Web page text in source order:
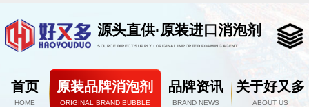
源头直供·原装进口消泡剂
SOURCE DIRECT SUPPLY · ORIGINAL IMPORTED FOAMING AGENT
首页
HOME
原装品牌消泡剂
ORIGINAL BRAND BUBBLE
品牌资讯
BRAND NEWS
关于好又多
ABOUT US